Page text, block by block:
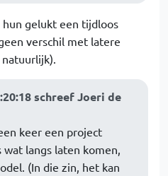
gelukt een tijdloos
verschil met latere
schreef Joeri de
keer een project
wat langs laten komen,
(In die zin, het kan